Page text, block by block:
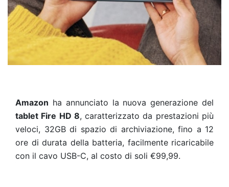
Amazon ha annunciato la nuova generazione del
tablet Fire HD 8, caratterizzato da prestazioni più
veloci, 32GB di spazio di archiviazione, fino a 12
ore di durata della batteria, facilmente ricaricabile
con il cavo USB-C, al costo di soli €99,99.